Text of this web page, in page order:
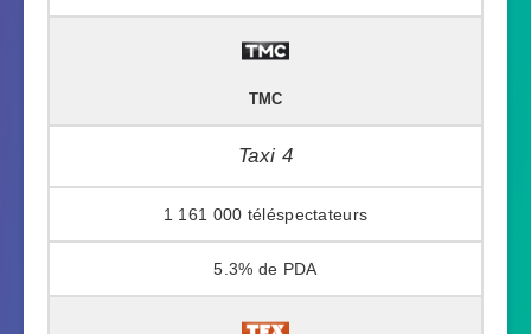
TMC
Taxi 4
1 161 000
5.3%